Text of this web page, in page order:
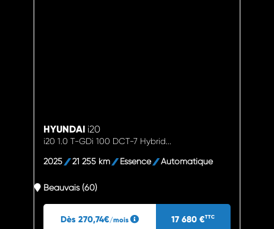
HYUNDAI i20
i20 1.0 T-GDi 100 DCT-7 Hybrid...
2025 21 255 km Essence Automatique
Beauvais (60)
Dès 270,74€/mois 17 680 €TTC